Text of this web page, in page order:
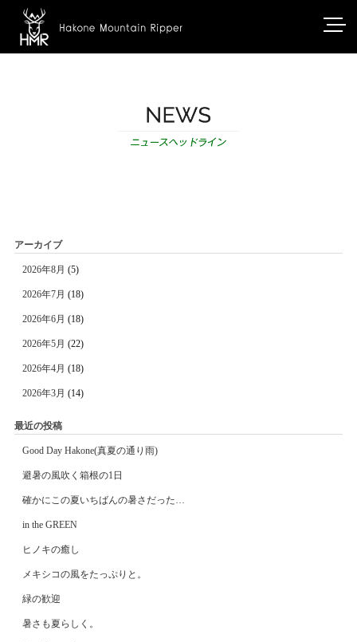
アーカイブ
2026年8月 (5)
2026年7月 (18)
2026年6月 (18)
2026年5月 (22)
2026年4月 (18)
2026年3月 (14)
最近の投稿
Good Day Hakone(真夏の通り雨)
避暑の風吹く箱根の1日
確かにこの夏いちばんの暑さだった…
in the GREEN
ヒノキの癒し
メキシコの風をたっぷりと。
緑の歓迎
暑さも夏らしく。